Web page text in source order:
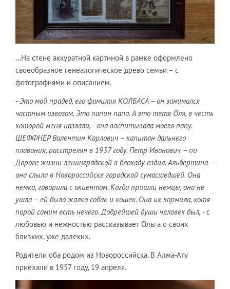
…На стене аккуратной картиной в рамке оформлено
своеобразное генеалогическое древо семьи – с
фотографиями и описанием.
- Это мой прадед, его фамилия КОЛБАСА – он занимался
частным извозом. Это папин папа. А это тетя Оля, в честь
которой меня назвали, - она воспитывала моего папу.
ШЕФФНЕР Валентин Карлович – капитан дальнего
плавания, расстрелян в 1937 году. Петр Иванович – по
Дороге жизни ленинградской в блокаду ездил. Альбертина –
она слыла в Новороссийске городской сумасшедшей. Она
немка, говорила с акцентом. Когда пришли немцы, она не
ушла – ей было жалко собак и кошек. Она их кормила, хотя
порой самим есть нечего. Добрейшей души человек был, - с
любовью и нежностью рассказывает Ольга о своих
близких, уже далеких.
Родители оба родом из Новороссийска. В Алма-Ату
приехали в 1957 году, 19 апреля.